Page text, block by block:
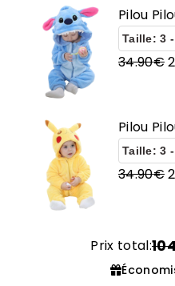
Pilou
34.90€
Pilou
34.90€
Prix total: